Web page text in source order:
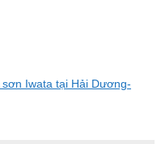
Iwata tại Hải Dương-